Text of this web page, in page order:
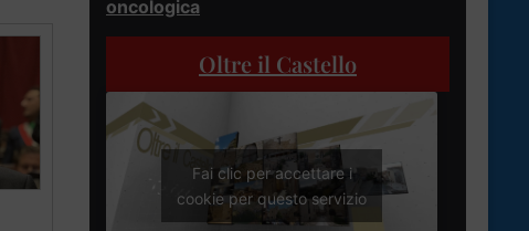
oncologica
Oltre il Castello
Fai clic per accettare i
cookie per questo servizio